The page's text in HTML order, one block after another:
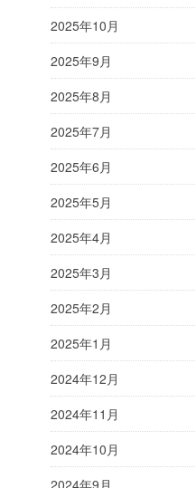
2025年10月
2025年9月
2025年8月
2025年7月
2025年6月
2025年5月
2025年4月
2025年3月
2025年2月
2025年1月
2024年12月
2024年11月
2024年10月
2024年9月